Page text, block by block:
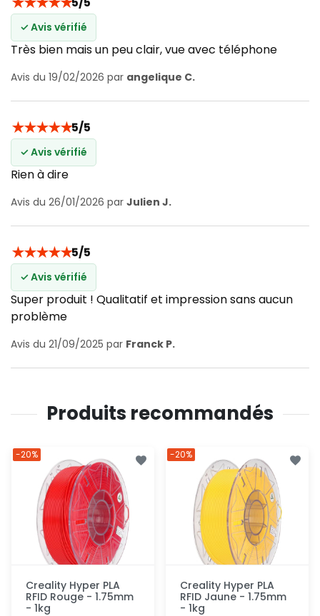
✓ Avis vérifié
Très bien mais un peu clair, vue avec téléphone
Avis du 19/02/2026 par angelique C.
★★★★★5/5
✓ Avis vérifié
Rien à dire
Avis du 26/01/2026 par Julien J.
★★★★★5/5
✓ Avis vérifié
Super produit ! Qualitatif et impression sans aucun
problème
Avis du 21/09/2025 par Franck P.
Produits recommandés
Creality Hyper PLA
RFID Rouge - 1.75mm
- 1kg
-20%
Creality Hyper PLA
RFID Jaune - 1.75mm
- 1kg
-20%